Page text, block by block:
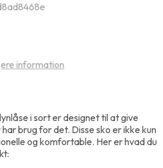
information
i sort er designet til at give
brug for det. Disse sko er ikke kun
og komfortable. Her er hvad du